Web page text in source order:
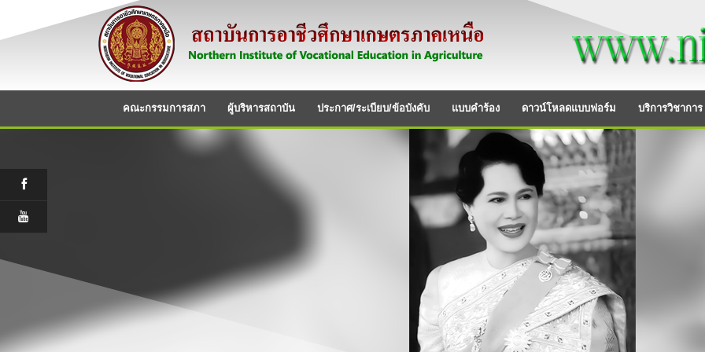
คณะกรรมการสภา ผู้บริหารสถาบัน ประกาศ/ระเบียบ/ข้อบังคับ แบบคำร้อง ดาวน์โหลดแบบฟอร์ม บริการวิชาการ